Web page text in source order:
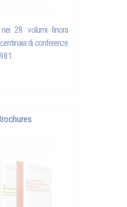
nei 28 volumi finora
di conferenze